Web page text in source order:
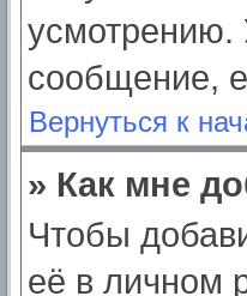
усмотрению.
сообщение,
Вернуться к
» Как мне
Чтобы
её в личном